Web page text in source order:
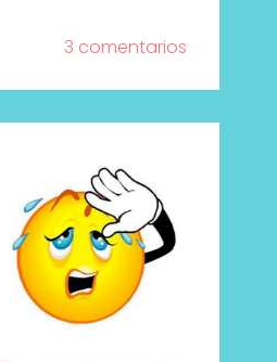
3 comentarios